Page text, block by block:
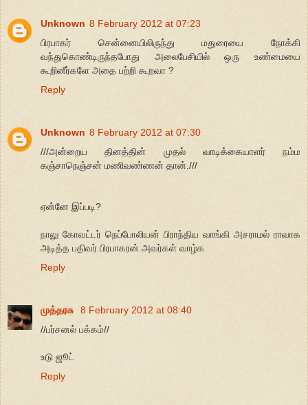
Unknown 8 February 2012 at 07:23
பிரபாகர் சென்னையிலிருந்து மதுரையை நோக்கி
வந்துகொண்டிருந்தபோது அலைபேசியில் ஒரு உண்மையை
கூறினீர்களே அதை பற்றி கூறவா ?
Reply
Unknown 8 February 2012 at 07:30
///அன்றைய தினத்தின் முதல் வாடிக்கையாளர் நம்ம
கஞ்சாநெஞ்சன் மணிவண்ணன் தான்.///
ஏன்னே இப்படி?
நாலு கோவட்டர் நெப்போலியன் பிராந்திய வாங்கி அசராமல் ராவாக
அடித்த பதிவர் பிரபாகரன் அவர்கள் வாழ்க
Reply
முத்தரசு
8 February 2012 at 08:40
//பர்சனல் பக்கம்//
உடு ஜூட்
Reply